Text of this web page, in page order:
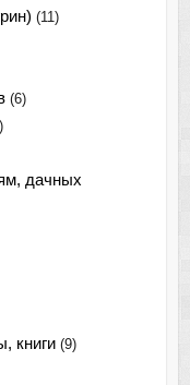
(11)
(6)
дачных
книги (9)